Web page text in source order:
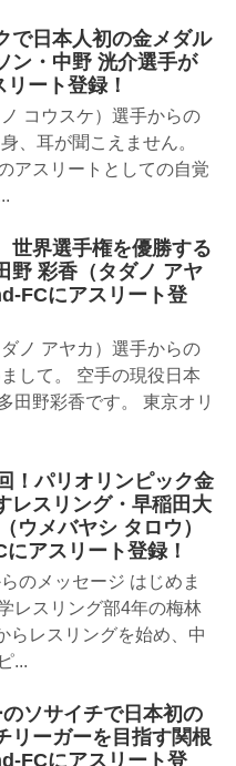
で日本人初の金メダル
ン・中野 洸介選手が
ート登録！
コウスケ）選手からの
、耳が聞こえません。
アスリートとしての自覚
世界選手権を優勝する
野 彩香（タダノ アヤ
FCにアスリート登
ノ アヤカ）選手からの
して。 空手の現役日本
田野彩香です。 東京オリ
！パリオリンピック金
レスリング・早稲田大
ウメバヤシ タロウ）
アスリート登録！
のメッセージ はじめま
レスリング部4年の梅林
らレスリングを始め、中
...
ソサイチで日本初の
リーガーを目指す関根
FCにアスリート登